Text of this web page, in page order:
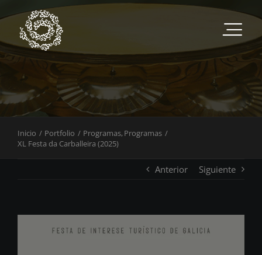
contenido
Inicio Portfolio Programas Programas
XL Festa da Carballeira (2025)
Anterior Siguiente